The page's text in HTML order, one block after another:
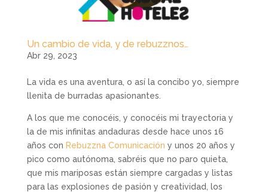
Un cambio de vida, y de rebuzznos…
Abr 29, 2023
La vida es una aventura, o así la concibo yo, siempre
llenita de burradas apasionantes.
A los que me conocéis, y conocéis mi trayectoria y
la de mis infinitas andaduras desde hace unos 16
años con Rebuzzna Comunicación y unos 20 años y
pico como autónoma, sabréis que no paro quieta,
que mis mariposas están siempre cargadas y listas
para las explosiones de pasión y creatividad, los